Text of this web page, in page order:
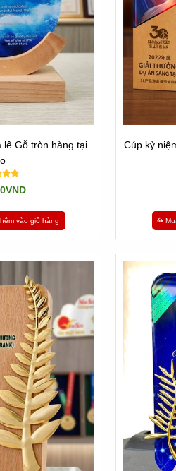
kỷ niệm chương lưu niệm trở nên
giá rẻ và uy tín, không nên
lê Gỗ tròn hàng tại
vào giỏ hàng
Cúp kỷ